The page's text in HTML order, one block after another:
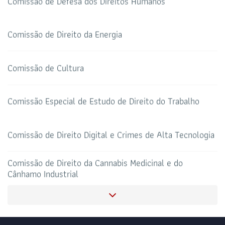
TELEFONE
E-MAIL TRIBUNAL DE ÉTICA
Comissão de Direito da Energia
Comissão de Cultura
Comissão Especial de Estudo de Direito do Trabalho
Comissão de Direito Digital e Crimes de Alta Tecnologia
Comissão de Direito da Cannabis Medicinal e do
Cânhamo Industrial
Comissão Especial de Defesa dos Direitos dos Povos